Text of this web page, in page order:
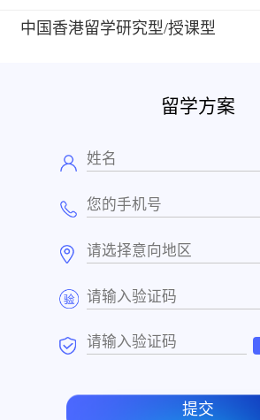
中国香港留学研究型/授课型
留学方案
提交